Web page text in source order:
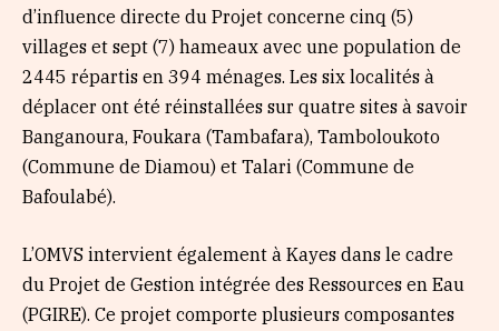
d’influence directe du Projet concerne cinq (5)
villages et sept (7) hameaux avec une population de
2445 répartis en 394 ménages. Les six localités à
déplacer ont été réinstallées sur quatre sites à savoir
Banganoura, Foukara (Tambafara), Tamboloukoto
(Commune de Diamou) et Talari (Commune de
Bafoulabé).
L’OMVS intervient également à Kayes dans le cadre
du Projet de Gestion intégrée des Ressources en Eau
(PGIRE). Ce projet comporte plusieurs composantes